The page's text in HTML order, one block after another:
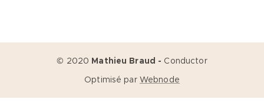
© 2020 Mathieu Braud - Conductor
Optimisé par Webnode